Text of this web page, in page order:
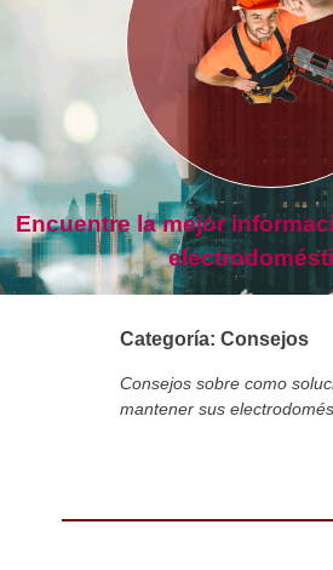
Encuentre la mejor
Categoría:Consejos
Consejos sobre como
mantener sus